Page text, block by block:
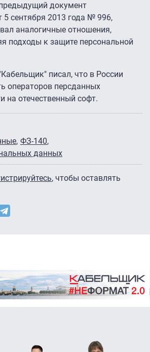
документ
5 сентября 2013 года № 996,
аналогичные отношения,
подходы к защите персональной
писал, что в России
операторов персданных
на отечественный софт.
ФЗ-140
данных
, чтобы оставлять